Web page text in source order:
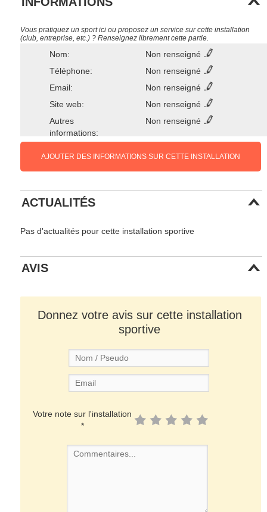
Vous pratiquez un sport ici ou proposez un service sur cette installation
(club, entreprise, etc.) ? Renseignez librement cette partie.
Nom:
Non renseigné
Téléphone:
Non renseigné
Email:
Non renseigné
Site web:
Non renseigné
Autres
informations:
Non renseigné
AJOUTER DES INFORMATIONS SUR CETTE INSTALLATION
ACTUALITÉS
Pas d'actualités pour cette installation sportive
AVIS
Donnez votre avis sur cette installation
sportive
Votre note sur l'installation
*